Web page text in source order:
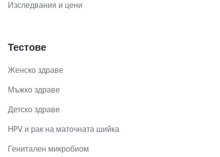
Изследвания и цени
Тестове
Женско здраве
Мъжко здраве
Детско здраве
HPV и рак на маточната шийка
Генитален микробиом